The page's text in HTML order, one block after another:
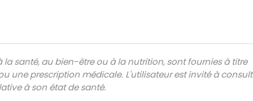
santé, au bien-être ou à la nutrition, sont fournies à titre
une prescription médicale. L'utilisateur est invité à
à son état de santé.